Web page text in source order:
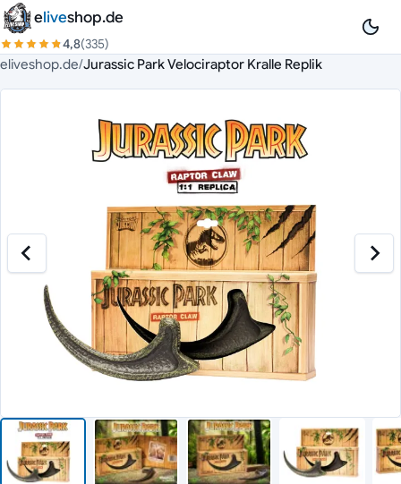
Zum Inhalt springen
eliveshop.de
4,8(335)
eliveshop.de/Jurassic Park Velociraptor Kralle Replik